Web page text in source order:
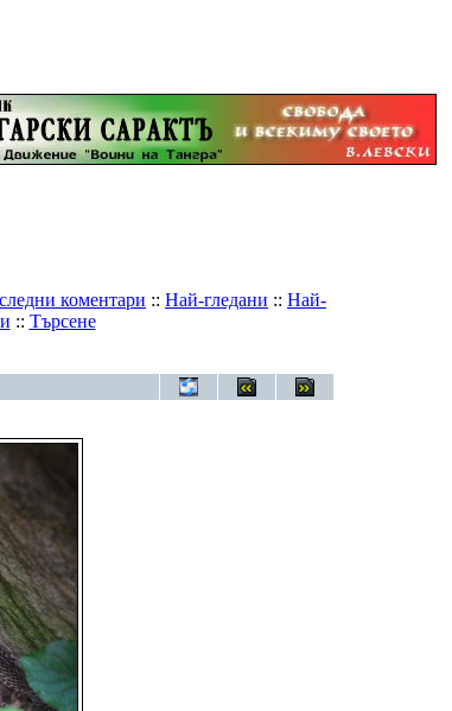
коментари :: Най-гледани :: Най-
:: Търсене